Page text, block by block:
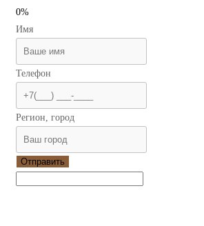
0%
Имя
Телефон
Регион, город
Отправить